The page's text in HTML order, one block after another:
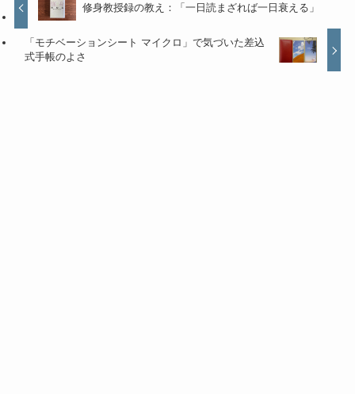
修身教授録の教え：「一日読まざれば一日衰える」
「モチベーションシート マイクロ」で気づいた差込
式手帳のよさ